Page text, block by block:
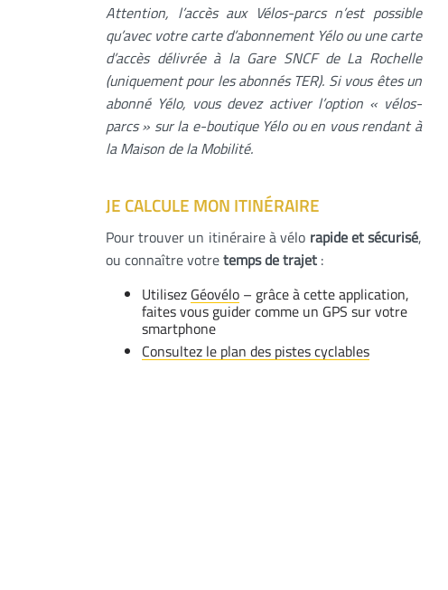
Attention, l’accès aux Vélos-parcs n’est possible
qu’avec votre carte d’abonnement Yélo ou une carte
d’accès délivrée à la Gare SNCF de La Rochelle
(uniquement pour les abonnés TER). Si vous êtes un
abonné Yélo, vous devez activer l’option « vélos-
parcs » sur la e-boutique Yélo ou en vous rendant à
la Maison de la Mobilité.
JE CALCULE MON ITINÉRAIRE
Pour trouver un itinéraire à vélo rapide et sécurisé,
ou connaître votretemps de trajet :
Utilisez Géovélo – grâce à cette application,
faites vous guider comme un GPS sur votre
smartphone
Consultez le plan des pistes cyclables